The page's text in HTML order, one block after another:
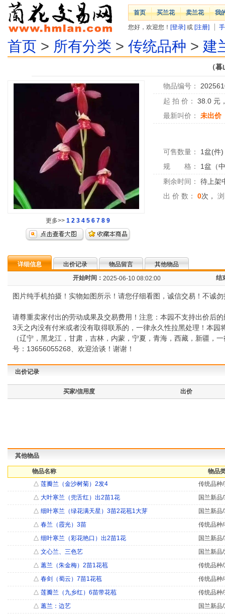
首页 买兰花 卖兰花 我
您好，欢迎您！ [登录] 或 [注册]
首页 > 所有分类 > 传统品种 > 建
（
更多>> 1 2 3 4 5 6 7 8 9
物品编号：
起 拍 价：
38.0 元
最新叫价：
未出价
可售数量： 1盆(件)
规 格：
1盆（
剩余时间：
待上架
出 价 数：
0次，
详细信息 出价记录 物品留言
其他物品
开始时间： 2025-06-10 08:02:00 结
图片纯手机拍摄！实物如图所示！请您仔细看图，诚信交易！不诚
请尊重卖家付出的劳动成果及交易费用！注意：本园不支持出价后
3天之内没有付米或者没有取得联系的，一律永久性拉黑处理！本
（辽宁，黑龙江，甘肃，吉林，内蒙，宁夏，青海，西藏，新疆
号：13656055268、欢迎洽谈！谢谢！
出价记录
买家/信用度 出价
其他物品
物品名称
物品
△ 莲瓣兰（金沙树菊）2发4
传统品种
△ 大叶寒兰（兜舌红）出2苗1花
国兰新品
△ 细叶寒兰（绿花满天星）3苗2花苞1大芽
国兰新品
△ 春兰（霞光）3苗
传统品种
△ 细叶寒兰（彩花艳口）出2苗1花
国兰新品
△ 文心兰、三色艺
国兰新品
△ 蕙兰（朱金梅）2苗1花苞
传统品种
△ 春剑（蜀云）7苗1花苞
传统品种
△ 莲瓣兰（九乡红）6苗带花苞
传统品种
△ 蕙兰：边艺
国兰新品